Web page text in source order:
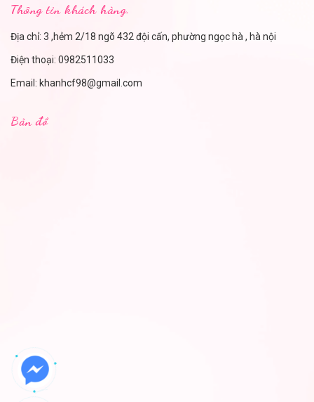
Thông tin khách hàng.
Địa chỉ: 3 ,hẻm 2/18 ngõ 432 đội cấn, phường ngọc hà , hà nội
Điện thoại: 0982511033
Email: khanhcf98@gmail.com
Bản đồ